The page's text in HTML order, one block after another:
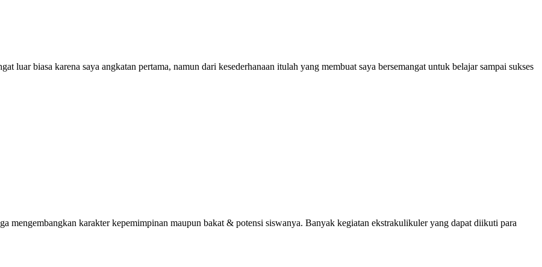
luar biasa karena saya angkatan pertama, namun dari kesederhanaan itulah yang membuat saya bersemangat untuk belajar sampai sukses
mengembangkan karakter kepemimpinan maupun bakat & potensi siswanya. Banyak kegiatan ekstrakulikuler yang dapat diikuti para